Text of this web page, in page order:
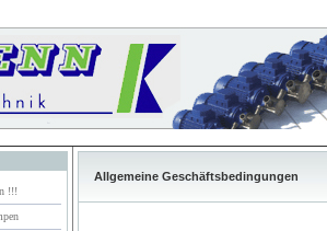
!!!
Allgemeine Geschäftsbedingungen